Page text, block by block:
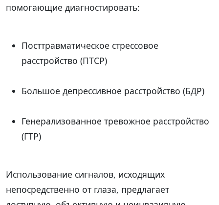
помогающие диагностировать:
Посттравматическое стрессовое
расстройство (ПТСР)
Большое депрессивное расстройство (БДР)
Генерализованное тревожное расстройство
(ГТР)
Использование сигналов, исходящих
непосредственно от глаза, предлагает